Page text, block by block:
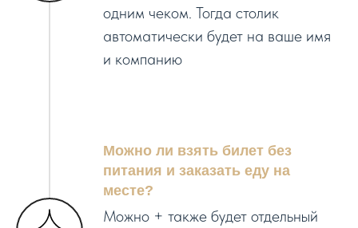
одним чеком. Тогда столик
автоматически будет на ваше имя
и компанию
Можно ли взять билет без
питания и заказать еду на
месте?
Можно + также будет отдельный